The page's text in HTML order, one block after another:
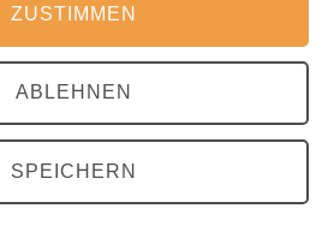
nicht sein. Kaum ist der Zirkus Molto
sieht man überall in der Schule
Jonglage üben.
einen ähnlichen Weg
ZUSTIMMEN
ABLEHNEN
SPEICHERN